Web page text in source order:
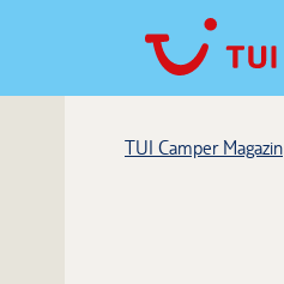
TUI Camper Magazin